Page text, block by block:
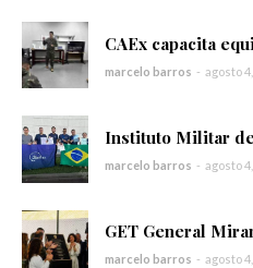
CAEx capacita
marcelo barros - agosto
Instituto Militar
marcelo barros - agosto
GET General
marcelo barros - agosto